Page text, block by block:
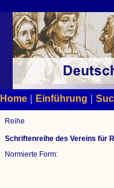
Home| Einführung |
Reihe
Schriftenreihe des Vereins für
Normierte Form: